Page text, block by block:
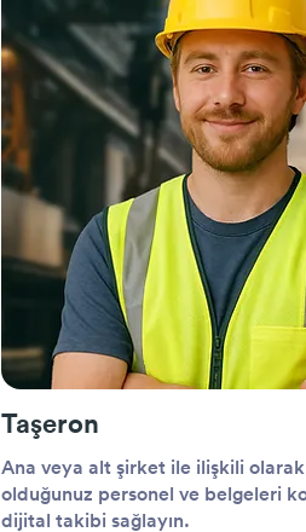
Taşeron
Ana veya alt şirket ile ilişkili
olduğunuz personel ve belgeleri
dijital takibi sağlayın.